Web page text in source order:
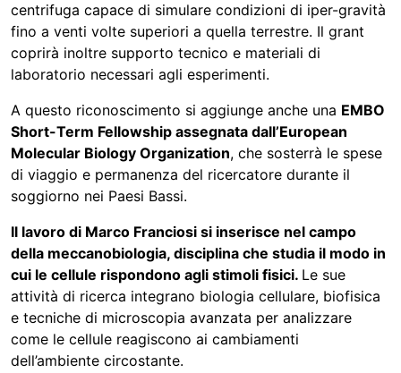
centrifuga capace di simulare condizioni di iper-gravità
fino a venti volte superiori a quella terrestre. Il grant
coprirà inoltre supporto tecnico e materiali di
laboratorio necessari agli esperimenti.
A questo riconoscimento si aggiunge anche una EMBO
Short-Term Fellowship assegnata dall’European
Molecular Biology Organization, che sosterrà le spese
di viaggio e permanenza del ricercatore durante il
soggiorno nei Paesi Bassi.
Il lavoro di Marco Franciosi si inserisce nel campo
della meccanobiologia, disciplina che studia il modo in
cui le cellule rispondono agli stimoli fisici. Le sue
attività di ricerca integrano biologia cellulare, biofisica
e tecniche di microscopia avanzata per analizzare
come le cellule reagiscono ai cambiamenti
dell’ambiente circostante.